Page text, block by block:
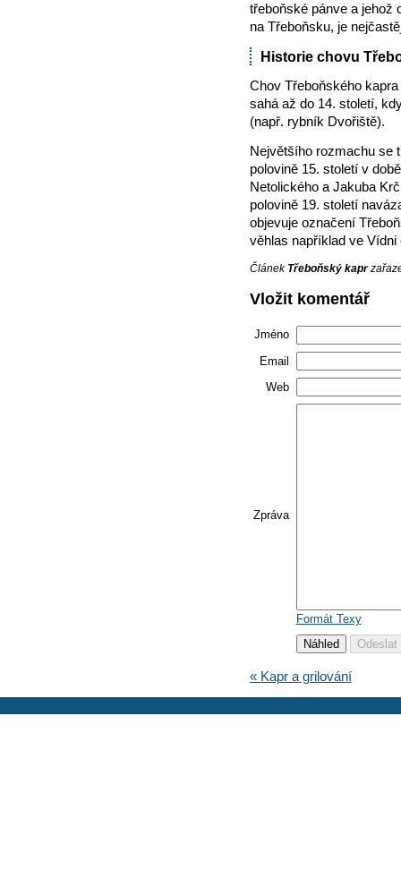
třeboňské pánve a jehož
na Třeboňsku, je
Historie chovu
Chov Třeboňského
sahá až do 14. století,
(např. rybník Dvořiště).
Největšího rozmachu se
polovině 15. století v
Netolického a Jakuba
polovině 19. století
objevuje označení
věhlas například ve
Článek Třeboňský kapr
Vložit komentář
Jméno
Email
Web
Zpráva
Formát Texy
« Kapr a grilování